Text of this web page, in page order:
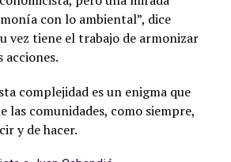
con lo ambiental”, dice
vez tiene el trabajo de armonizar
acciones.
complejidad es un enigma que
las comunidades, como siempre,
y de hacer.